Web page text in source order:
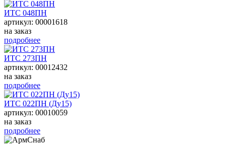
ИТС 048ПН
артикул: 00001618
на заказ
подробнее
ИТС 273ПН
артикул: 00012432
на заказ
подробнее
ИТС 022ПН (Ду15)
артикул: 00010059
на заказ
подробнее